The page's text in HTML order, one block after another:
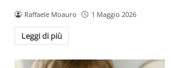
Raffaele Moauro 1 Maggio 2026
Leggi di più